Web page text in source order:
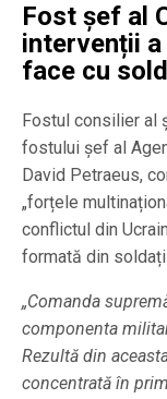
Fost șef al
intervenții a
face cu
Fostul consilier al
fostului șef al
David Petraeus,
„forțele
conflictul din
formată din
„Comanda
componenta
Rezultă din
concentrată în